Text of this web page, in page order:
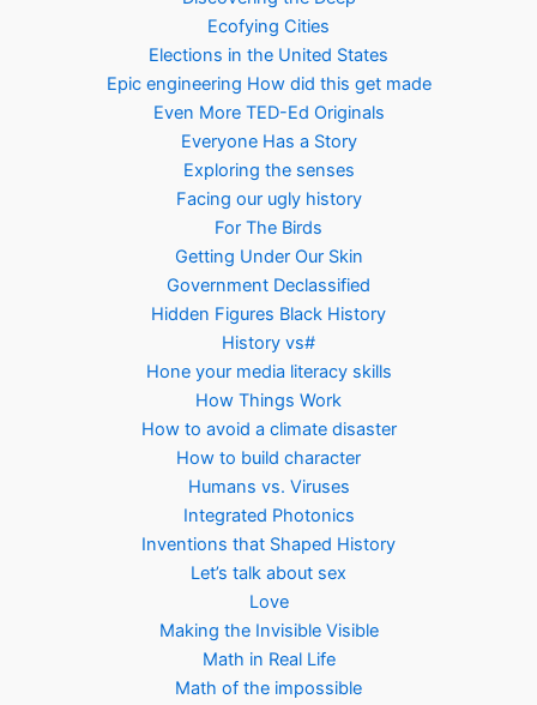
Ecofying Cities
Elections in the United States
Epic engineering How did this get made
Even More TED-Ed Originals
Everyone Has a Story
Exploring the senses
Facing our ugly history
For The Birds
Getting Under Our Skin
Government Declassified
Hidden Figures Black History
History vs#
Hone your media literacy skills
How Things Work
How to avoid a climate disaster
How to build character
Humans vs. Viruses
Integrated Photonics
Inventions that Shaped History
Let’s talk about sex
Love
Making the Invisible Visible
Math in Real Life
Math of the impossible